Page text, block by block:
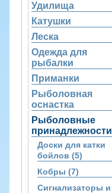
Удилища
Катушки
Леска
Одежда для
рыбалки
Приманки
Рыболовная
оснастка
Рыболовные
принадлежности
Доски для катки
бойлов (5)
Кобры (7)
Сигнализаторы и